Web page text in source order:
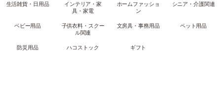
生活雑貨・日用品
インテリア・家
具・家電
ホームファッショ
ン
シニア・介護関連
ベビー用品
子供衣料・スクー
ル関連
文房具・事務用品 ペット用品
防災用品 ハコストック ギフト